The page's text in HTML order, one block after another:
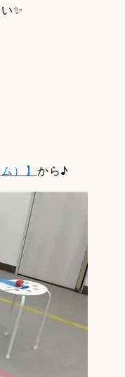
✨
）】 から♪